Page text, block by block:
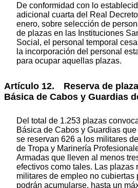
De conformidad con lo
adicional cuarta del Real
enero, sobre selección de
de plazas en las Instituciones
Social, el personal temporal
la incorporación del personal
para ocupar aquellas plazas.
Artículo 12. Reserva de
Básica de Cabos y Guardias
Del total de 1.253 plazas
Básica de Cabos y Guardias
se reservan 626 a los militares
de Tropa y Marinería
Armadas que lleven al menos
efectivos como tales. Las plazas
militares de empleo no cubiertas
podrán acumularse, hasta un